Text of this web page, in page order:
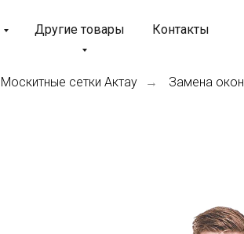
Другие товары Контакты
Москитные сетки Актау → Замена окон